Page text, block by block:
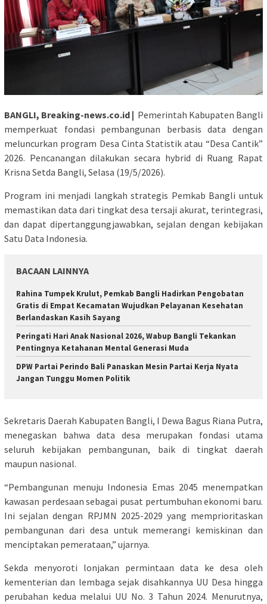
BANGLI, Breaking-news.co.id | Pemerintah Kabupaten Bangli
memperkuat fondasi pembangunan berbasis data dengan
meluncurkan program Desa Cinta Statistik atau “Desa Cantik”
2026. Pencanangan dilakukan secara hybrid di Ruang Rapat
Krisna Setda Bangli, Selasa (19/5/2026).
Program ini menjadi langkah strategis Pemkab Bangli untuk
memastikan data dari tingkat desa tersaji akurat, terintegrasi,
dan dapat dipertanggungjawabkan, sejalan dengan kebijakan
Satu Data Indonesia.
BACAAN LAINNYA
Rahina Tumpek Krulut, Pemkab Bangli Hadirkan Pengobatan
Gratis di Empat Kecamatan Wujudkan Pelayanan Kesehatan
Berlandaskan Kasih Sayang
Peringati Hari Anak Nasional 2026, Wabup Bangli Tekankan
Pentingnya Ketahanan Mental Generasi Muda
DPW Partai Perindo Bali Panaskan Mesin Partai Kerja Nyata
Jangan Tunggu Momen Politik
Sekretaris Daerah Kabupaten Bangli, I Dewa Bagus Riana Putra,
menegaskan bahwa data desa merupakan fondasi utama
seluruh kebijakan pembangunan, baik di tingkat daerah
maupun nasional.
“Pembangunan menuju Indonesia Emas 2045 menempatkan
kawasan perdesaan sebagai pusat pertumbuhan ekonomi baru.
Ini sejalan dengan RPJMN 2025-2029 yang memprioritaskan
pembangunan dari desa untuk memerangi kemiskinan dan
menciptakan pemerataan,” ujarnya.
Sekda menyoroti lonjakan permintaan data ke desa oleh
kementerian dan lembaga sejak disahkannya UU Desa hingga
perubahan kedua melalui UU No. 3 Tahun 2024. Menurutnya,